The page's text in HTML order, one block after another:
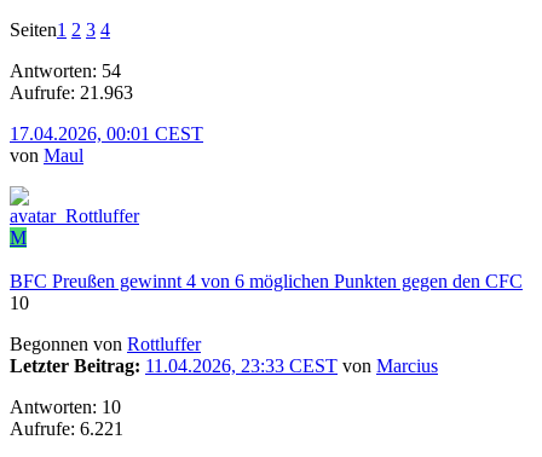
Seiten1 2 3 4
Antworten: 54
Aufrufe: 21.963
17.04.2026, 00:01 CEST
von Maul
M
BFC Preußen gewinnt 4 von 6 möglichen Punkten gegen den CFC
10
Begonnen von Rottluffer
Letzter Beitrag: 11.04.2026, 23:33 CEST von Marcius
Antworten: 10
Aufrufe: 6.221